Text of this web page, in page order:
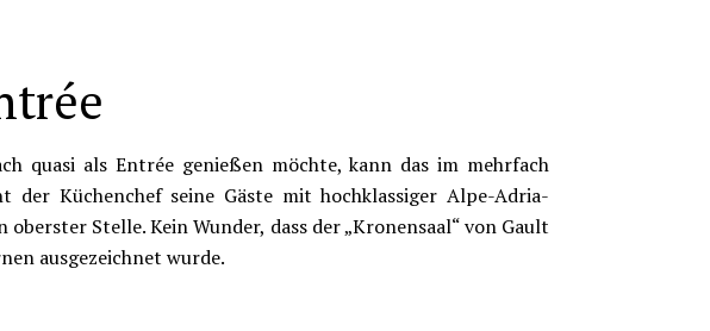
quasi als Entrée genießen möchte, kann das im mehrfach
der Küchenchef seine Gäste mit hochklassiger Alpe-Adria-
Stelle. Kein Wunder, dass der „Kronensaal“ von Gault
ausgezeichnet wurde.